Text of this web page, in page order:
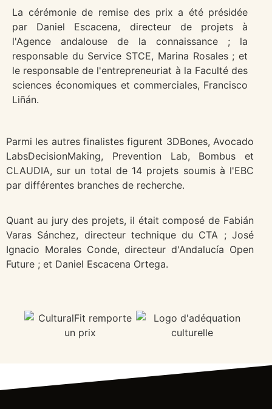
La cérémonie de remise des prix a été présidée
par Daniel Escacena, directeur de projets à
l'Agence andalouse de la connaissance ; la
responsable du Service STCE, Marina Rosales ; et
le responsable de l'entrepreneuriat à la Faculté des
sciences économiques et commerciales, Francisco
Liñán.
Parmi les autres finalistes figurent 3DBones, Avocado
LabsDecisionMaking, Prevention Lab, Bombus et
CLAUDIA, sur un total de 14 projets soumis à l'EBC
par différentes branches de recherche.
Quant au jury des projets, il était composé de Fabián
Varas Sánchez, directeur technique du CTA ; José
Ignacio Morales Conde, directeur d'Andalucía Open
Future ; et Daniel Escacena Ortega.